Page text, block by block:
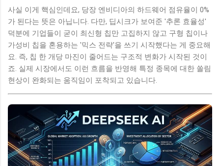
사실 이게 핵심인데요, 당장 엔비디아의 하드웨어 점유율이 0%
가 된다는 뜻은 아닙니다. 다만, 딥시크가 보여준 '추론 효율성'
덕분에 기업들이 굳이 최신형 칩만 고집하지 않고 구형 칩이나
가성비 칩을 혼용하는 '믹스 전략'을 쓰기 시작했다는 게 중요해
요. 즉, 칩 한 개당 마진이 줄어드는 구조적 변화가 시작된 것이
죠. 실제 시장에서도 이런 흐름을 반영해 특정 종목에 대한 쏠림
현상이 완화되는 움직임이 포착되고 있습니다.